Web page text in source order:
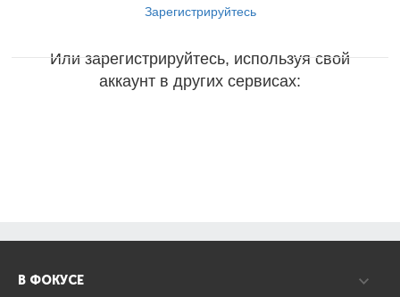
Зарегистрируйтесь
Или зарегистрируйтесь, используя свой
аккаунт в других сервисах:
В ФОКУСЕ